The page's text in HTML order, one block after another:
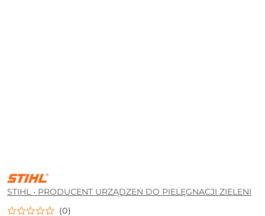
STIHL
•
PRODUCENT
URZĄDZEŃ
DO
STIHL • PRODUCENT URZĄDZEŃ DO PIELĘGNACJI ZIELENI
(0)